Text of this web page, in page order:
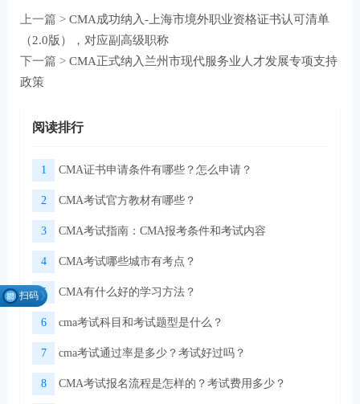
上一篇 > CMA成功纳入-上海市境外职业资格证书认可清单
（2.0版），对应副高级职称
下一篇 > CMA正式纳入兰州市现代服务业人才发展专项支持
政策
阅读排行
1 CMA证书申请条件有哪些？怎么申请？
2 CMA考试官方教材有哪些？
3 CMA考试指南：CMA报考条件和考试内容
4 CMA考试哪些城市有考点？
5 CMA有什么好的学习方法？
6 cma考试科目和考试题型是什么？
7 cma考试通过率是多少？考试好过吗？
8 CMA考试报名流程是怎样的？考试费用多少？
扫码